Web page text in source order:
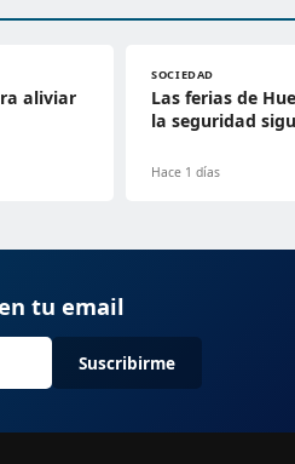
aliviar
SOCIEDAD
Las ferias de
la seguridad
Hace 1 días
tu email
Suscribirme